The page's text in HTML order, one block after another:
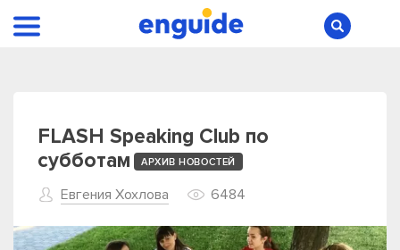
FLASH Speaking Club по
субботам
АРХИВ НОВОСТЕЙ
Евгения Хохлова 6484